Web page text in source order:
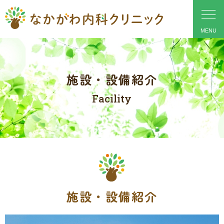
施設・設備紹介
Facility
施設・設備紹介